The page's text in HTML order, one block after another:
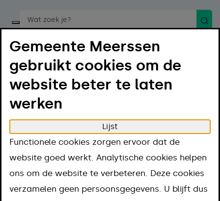
Start een spraakopdracht
Menu
Home Regelen
Zorg, Wmo en ondersteuning
Voorzieningen en zorg
Hulp bij vervoer
Hulp bij vervoer
Gemeente Meerssen
gebruikt cookies om de
website beter te laten
werken
Lijst
Functionele cookies zorgen ervoor dat de
website goed werkt. Analytische cookies helpen
ons om de website te verbeteren. Deze cookies
verzamelen geen persoonsgegevens. U blijft dus